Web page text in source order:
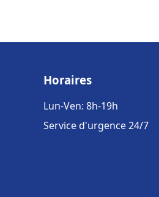
Horaires
Lun-Ven: 8h-19h
Service d'urgence 24/7